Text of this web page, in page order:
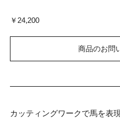
￥24,200
商品のお問
カッティングワークで馬を表